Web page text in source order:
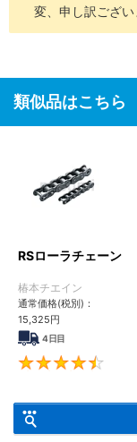
変、申し訳ござい
類似品はこちら
RSローラチェーン
椿本チエイン
通常価格(税別)：
15,325円
4日目